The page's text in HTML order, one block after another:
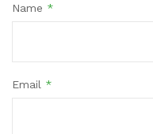
Name *
Email *